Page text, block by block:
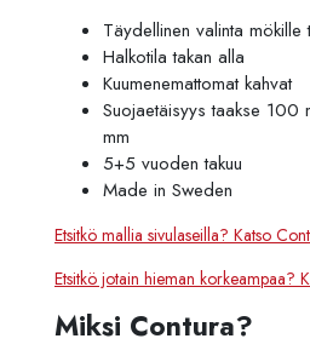
Täydellinen valinta mökille
Halkotila takan alla
Kuumenemattomat kahvat
Suojaetäisyys taakse 100
mm
5+5 vuoden takuu
Made in Sweden
Etsitkö mallia sivulaseilla? Katso
Etsitkö jotain hieman korkeampaa?
Miksi Contura?